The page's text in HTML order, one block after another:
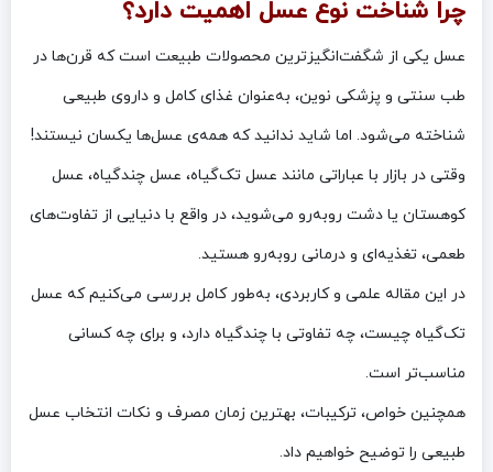
چرا شناخت نوع عسل اهمیت دارد؟
عسل یکی از شگفت‌انگیزترین محصولات طبیعت است که قرن‌ها در
طب سنتی و پزشکی نوین، به‌عنوان غذای کامل و داروی طبیعی
شناخته می‌شود. اما شاید ندانید که همه‌ی عسل‌ها یکسان نیستند!
وقتی در بازار با عباراتی مانند عسل تک‌گیاه، عسل چندگیاه، عسل
کوهستان یا دشت روبه‌رو می‌شوید، در واقع با دنیایی از تفاوت‌های
طعمی، تغذیه‌ای و درمانی روبه‌رو هستید.
در این مقاله علمی و کاربردی، به‌طور کامل بررسی می‌کنیم که عسل
تک‌گیاه چیست، چه تفاوتی با چندگیاه دارد، و برای چه کسانی
مناسب‌تر است.
همچنین خواص، ترکیبات، بهترین زمان مصرف و نکات انتخاب عسل
طبیعی را توضیح خواهیم داد.